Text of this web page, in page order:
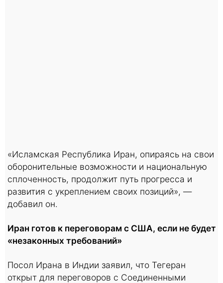
«Исламская Республика Иран, опираясь на свои
оборонительные возможности и национальную
сплоченность, продолжит путь прогресса и
развития с укреплением своих позиций», —
добавил он.
Иран готов к переговорам с США, если не будет
«незаконных требований»
Посол Ирана в Индии заявил, что Тегеран
открыт для переговоров с Соединенными